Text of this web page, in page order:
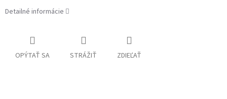
Detailné informácie
OPÝTAŤ SA STRÁŽIŤ ZDIEĽAŤ